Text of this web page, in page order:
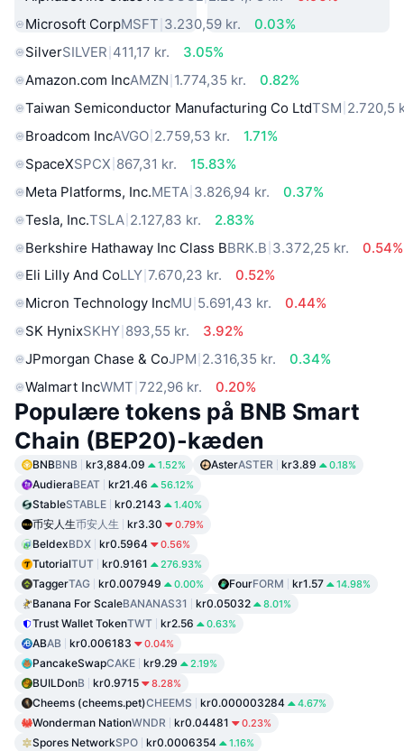
Microsoft CorpMSFT 3.230,59 kr.
0.03%
SilverSILVER 411,17 kr.
3.05%
Amazon.com IncAMZN 1.774,35 kr.
0.82%
Taiwan Semiconductor Manufacturing Co LtdTSM 2.720,5
Broadcom IncAVGO 2.759,53 kr.
1.71%
SpaceXSPCX 867,31 kr.
15.83%
Meta Platforms, Inc.META 3.826,94 kr.
0.37%
Tesla, Inc.TSLA 2.127,83 kr.
2.83%
Berkshire Hathaway Inc Class BBRK.B 3.372,25 kr.
0.54%
Eli Lilly And CoLLY 7.670,23 kr.
0.52%
Micron Technology IncMU 5.691,43 kr.
0.44%
SK HynixSKHY 893,55 kr.
3.92%
JPmorgan Chase & CoJPM 2.316,35 kr.
0.34%
Walmart IncWMT 722,96 kr. 0.20%
Populære tokens på BNB Smart
Chain (BEP20)-kæden
BNBBNB kr3,884.09 1.52% AsterASTER kr3.89 0.18%
AudieraBEAT kr21.46 56.12%
StableSTABLE kr0.2143 1.40%
币安人生币安人生 kr3.30 0.79%
BeldexBDX kr0.5964 0.56%
TutorialTUT kr0.9161 276.93%
TaggerTAG kr0.007949 0.00% FourFORM kr1.57 14.98%
Banana For ScaleBANANAS31 kr0.05032 8.01%
Trust Wallet TokenTWT kr2.56 0.63%
ABAB kr0.006183 0.04%
PancakeSwapCAKE kr9.29 2.19%
BUILDonB kr0.9715 8.28%
Cheems (cheems.pet)CHEEMS kr0.000003284 4.67%
Wonderman NationWNDR kr0.04481 0.23%
Spores NetworkSPO kr0.0006354 1.16%